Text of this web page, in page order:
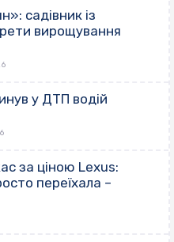
садівник із
вирощування
у ДТП водій
за ціною Lexus:
переїхала –